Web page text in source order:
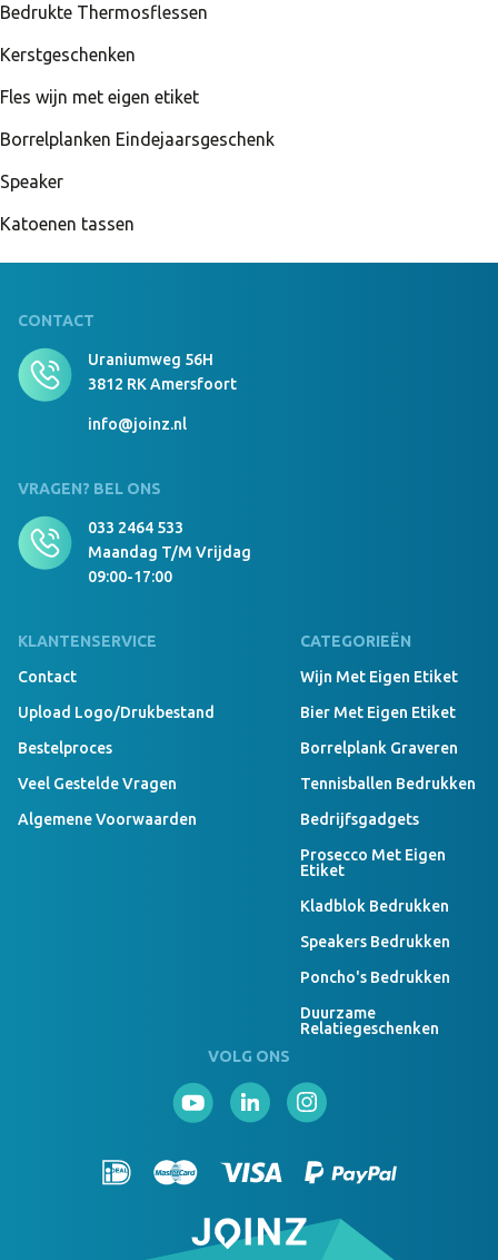
Bedrukte Thermosflessen
Kerstgeschenken
Fles wijn met eigen etiket
Borrelplanken Eindejaarsgeschenk
Speaker
Katoenen tassen
CONTACT
Uraniumweg 56H
3812 RK Amersfoort
info@joinz.nl
VRAGEN? BEL ONS
033 2464 533
Maandag T/m Vrijdag
09:00-17:00
KLANTENSERVICE
Contact
Upload Logo/drukbestand
Bestelproces
Veel Gestelde Vragen
Algemene Voorwaarden
CATEGORIEËN
Wijn Met Eigen Etiket
Bier Met Eigen Etiket
Borrelplank Graveren
Tennisballen Bedrukken
Bedrijfsgadgets
Prosecco Met Eigen
Etiket
Kladblok Bedrukken
Speakers Bedrukken
Poncho's Bedrukken
Duurzame
Relatiegeschenken
VOLG ONS